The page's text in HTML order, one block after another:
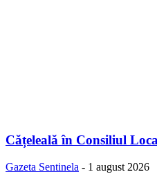
Cățeleală în Consiliul
Gazeta Sentinela - 1 august 2026